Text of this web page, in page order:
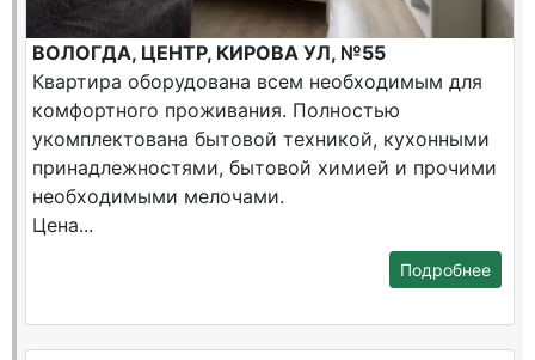
ВОЛОГДА, ЦЕНТР, КИРОВА УЛ, №55
Квартира оборудована всем необходимым для
комфортного проживания. Полностью
укомплектована бытовой техникой, кухонными
принадлежностями, бытовой химией и прочими
необходимыми мелочами.
Цена...
Подробнее